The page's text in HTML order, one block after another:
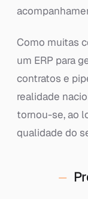
Como muitas
um ERP para
contratos e
realidade
tornou-se, ao
qualidade do